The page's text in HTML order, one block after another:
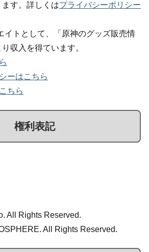
す。詳しくはプライバシーポリシー
イトとして、「原神のグッズ販売情
収入を得ています。
ーはこちら
ちら
権利表記
All Rights Reserved.
All Rights Reserved.